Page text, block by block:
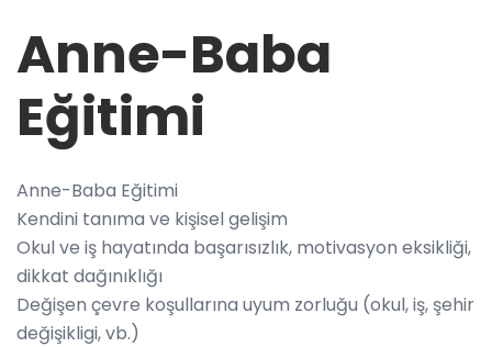
Anne-Baba
Eğitimi
Anne-Baba Eğitimi
Kendini tanıma ve kişisel gelişim
Okul ve iş hayatında başarısızlık, motivasyon eksikliği,
dikkat dağınıklığı
Değişen çevre koşullarına uyum zorluğu (okul, iş, şehir
değişikligi, vb.)